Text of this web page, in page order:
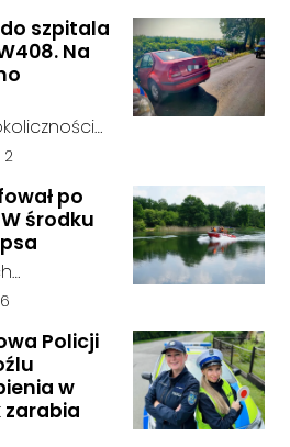
w
szpitala
Na
do
nr
Koźlem a
komentarzy artykułu:
2
po
środku
zostały
od
czarny
komentarzy artykułu:
6
Policji
w
zarabia